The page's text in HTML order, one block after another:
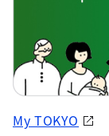
My TOKYO